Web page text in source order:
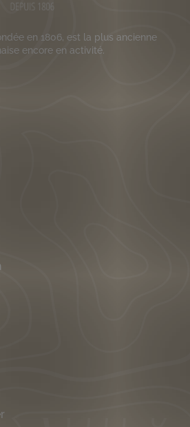
en 1806, est la plus ancienne
encore en activité.